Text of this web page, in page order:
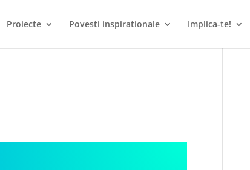
Proiecte Povesti inspirationale Implica-te!